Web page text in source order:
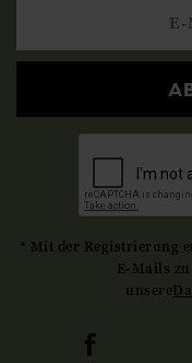
* Mit der Registrierung
E-Mails
unsere